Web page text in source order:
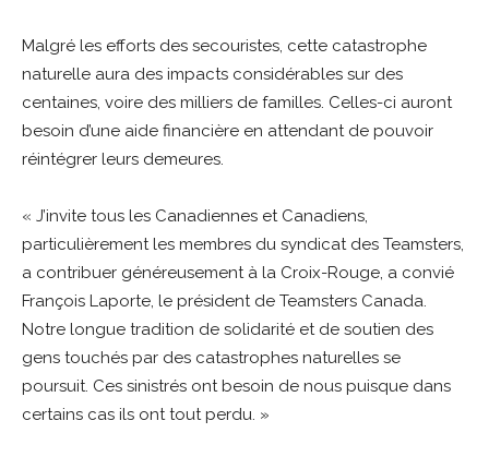
Malgré les efforts des secouristes, cette catastrophe
naturelle aura des impacts considérables sur des
centaines, voire des milliers de familles. Celles-ci auront
besoin d’une aide financière en attendant de pouvoir
réintégrer leurs demeures.
« J’invite tous les Canadiennes et Canadiens,
particulièrement les membres du syndicat des Teamsters,
a contribuer généreusement à la Croix-Rouge, a convié
François Laporte, le président de Teamsters Canada.
Notre longue tradition de solidarité et de soutien des
gens touchés par des catastrophes naturelles se
poursuit. Ces sinistrés ont besoin de nous puisque dans
certains cas ils ont tout perdu. »